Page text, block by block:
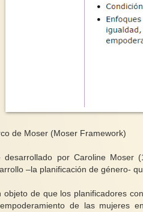
de Moser (Moser Framework)
desarrollado por Caroline Moser
–la planificación de género-
objeto de que los planificadores
de las mujeres